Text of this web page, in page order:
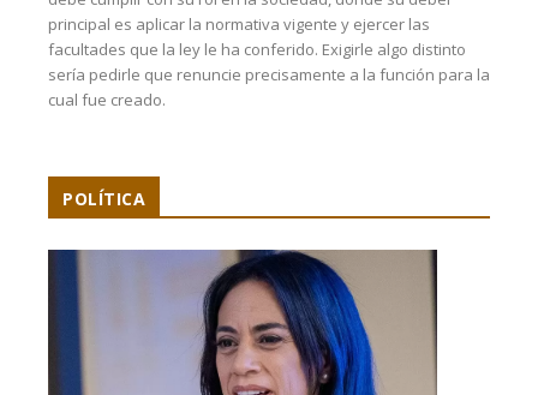
principal es aplicar la normativa vigente y ejercer las
facultades que la ley le ha conferido. Exigirle algo distinto
sería pedirle que renuncie precisamente a la función para la
cual fue creado.
POLÍTICA